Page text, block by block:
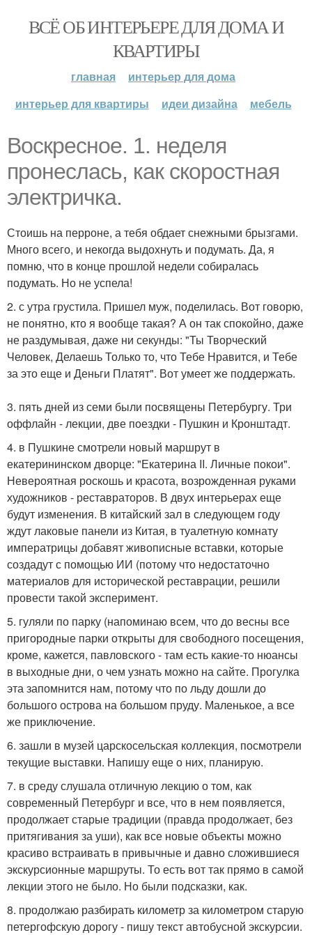
ВСЁ ОБ ИНТЕРЬЕРЕ ДЛЯ ДОМА И
КВАРТИРЫ
главная
интерьер для дома
интерьер для квартиры
идеи дизайна мебель
Воскресное. 1. неделя
пронеслась, как скоростная
электричка.
Стоишь на перроне, а тебя обдает снежными брызгами.
Много всего, и некогда выдохнуть и подумать. Да, я
помню, что в конце прошлой недели собиралась
подумать. Но не успела!
2. с утра грустила. Пришел муж, поделилась. Вот говорю,
не понятно, кто я вообще такая? А он так спокойно, даже
не раздумывая, даже ни секунды: "Ты Творческий
Человек, Делаешь Только то, что Тебе Нравится, и Тебе
за это еще и Деньги Платят". Вот умеет же поддержать.
3. пять дней из семи были посвящены Петербургу. Три
оффлайн - лекции, две поездки - Пушкин и Кронштадт.
4. в Пушкине смотрели новый маршрут в
екатерининском дворце: "Екатерина II. Личные покои".
Невероятная роскошь и красота, возрожденная руками
художников - реставраторов. В двух интерьерах еще
будут изменения. В китайский зал в следующем году
ждут лаковые панели из Китая, в туалетную комнату
императрицы добавят живописные вставки, которые
создадут с помощью ИИ (потому что недостаточно
материалов для исторической реставрации, решили
провести такой эксперимент.
5. гуляли по парку (напоминаю всем, что до весны все
пригородные парки открыты для свободного посещения,
кроме, кажется, павловского - там есть какие-то нюансы
в выходные дни, о чем узнать можно на сайте. Прогулка
эта запомнится нам, потому что по льду дошли до
большого острова на большом пруду. Маленькое, а все
же приключение.
6. зашли в музей царскосельская коллекция, посмотрели
текущие выставки. Напишу еще о них, планирую.
7. в среду слушала отличную лекцию о том, как
современный Петербург и все, что в нем появляется,
продолжает старые традиции (правда продолжает, без
притягивания за уши), как все новые объекты можно
красиво встраивать в привычные и давно сложившиеся
экскурсионные маршруты. То есть вот так прямо в самой
лекции этого не было. Но были подсказки, как.
8. продолжаю разбирать километр за километром старую
петергофскую дорогу - пишу текст автобусной экскурсии.